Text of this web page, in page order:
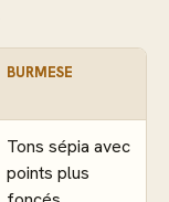
BURMESE
Tons sépia avec
points plus